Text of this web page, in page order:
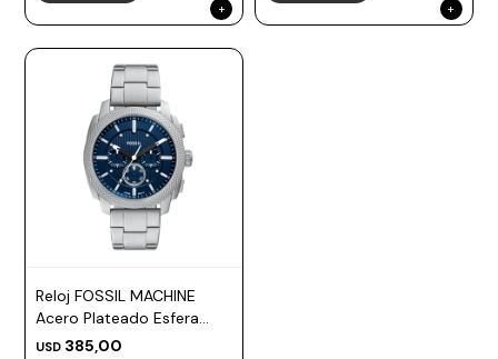
Reloj FOSSIL MACHINE
Acero Plateado Esfera
44mm
USD 385,00